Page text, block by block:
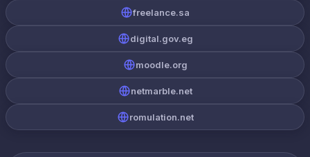
freelance.sa
digital.gov.eg
moodle.org
netmarble.net
romulation.net